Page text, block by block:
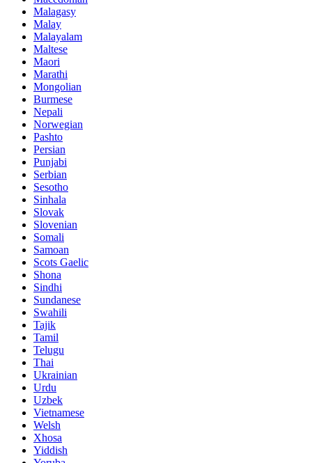
Malagasy
Malay
Malayalam
Maltese
Maori
Marathi
Mongolian
Burmese
Nepali
Norwegian
Pashto
Persian
Punjabi
Serbian
Sesotho
Sinhala
Slovak
Slovenian
Somali
Samoan
Scots Gaelic
Shona
Sindhi
Sundanese
Swahili
Tajik
Tamil
Telugu
Thai
Ukrainian
Urdu
Uzbek
Vietnamese
Welsh
Xhosa
Yiddish